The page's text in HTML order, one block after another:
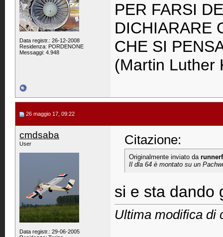
Data registr.: 26-12-2008
Residenza: PORDENONE
Messaggi: 4.948
PER FARSI
DICHIARARE
CHE SI
(Martin Luther
26 maggio 17, 09:22
cmdsaba
User
Data registr.: 29-06-2005
Citazione:
Originalmente inviato da
Il dla 64 è montato su un
si e sta dando
Ultima modifica di